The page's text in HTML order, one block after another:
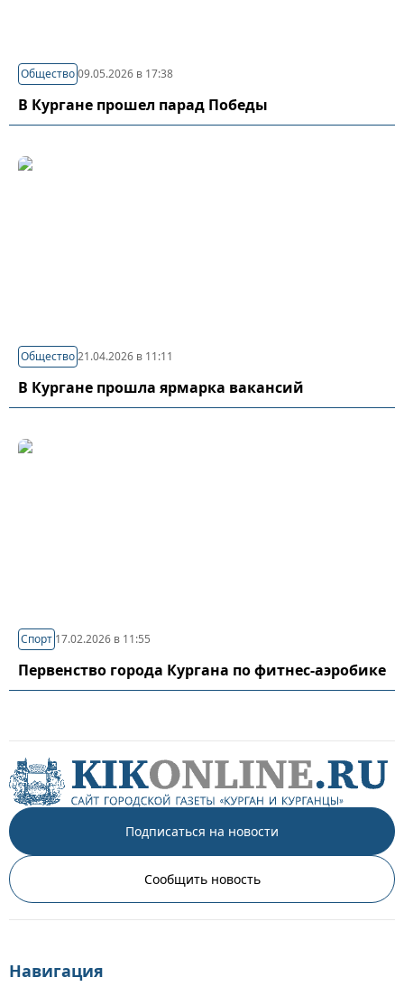
Общество09.05.2026 в 17:38
В Кургане прошел парад Победы
Общество21.04.2026 в 11:11
В Кургане прошла ярмарка вакансий
Спорт 17.02.2026 в 11:55
Первенство города Кургана по фитнес-аэробике
Подписаться на новости
Сообщить новость
Навигация